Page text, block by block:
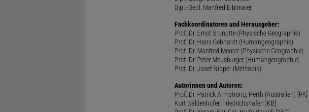
Dipl.-Geol. Manfred Eiblmaier
Fachkoordinatoren und Herausgeber:
Prof. Dr. Ernst Brunotte (Physische Geographie)
Prof. Dr. Hans Gebhardt (Humangeographie)
Prof. Dr. Manfred Meurer (Physische Geographie)
Prof. Dr. Peter Meusburger (Humangeographie)
Prof. Dr. Josef Nipper (Methodik)
Autorinnen und Autoren:
Prof. Dr. Patrick Armstrong, Perth (Australien) [PA]
Kurt Baldenhofer, Friedrichshafen [KB]